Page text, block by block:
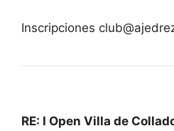
Inscripciones
RE: I Open Villa de